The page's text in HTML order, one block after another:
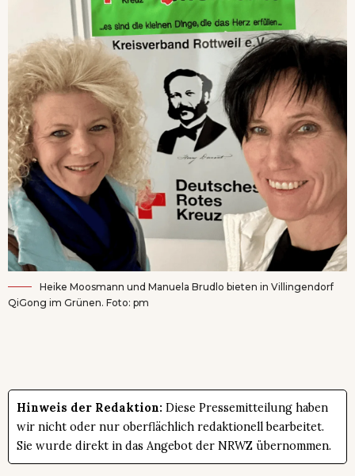
Heike Moosmann und Manuela Brudlo bieten in Villingendorf
QiGong im Grünen. Foto: pm
Hinweis der Redaktion: Diese Pressemitteilung haben
wir nicht oder nur oberflächlich redaktionell bearbeitet.
Sie wurde direkt in das Angebot der NRWZ übernommen.